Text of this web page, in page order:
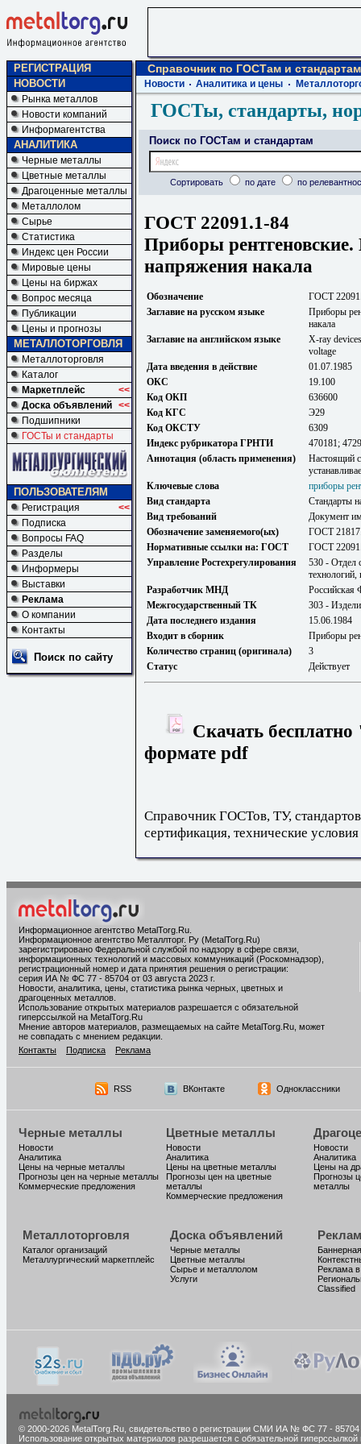
РЕГИСТРАЦИЯ
НОВОСТИ
Рынка металлов
Новости компаний
Информагентства
АНАЛИТИКА
Черные металлы
Цветные металлы
Драгоценные металлы
Металлолом
Сырье
Статистика
Индекс цен России
Мировые цены
Цены на биржах
Вопрос месяца
Публикации
Цены и прогнозы
МЕТАЛЛОТОРГОВЛЯ
Металлоторговля
Каталог
Маркетплейс
<<
Доска объявлений <<
Подшипники
ГОСТы и стандарты
ПОЛЬЗОВАТЕЛЯМ
Регистрация
<<
Подписка
Вопросы FAQ
Разделы
Информеры
Выставки
Реклама
О компании
Контакты
Поиск по сайту
Справочник по ГОСТам и стандартам
Новости Аналитика и цены
ГОСТы, стандарты,
Поиск по ГОСТам и стандартам
Сортировать по дате по
ГОСТ 22091.1-84
Приборы
напряжения накала
Обозначение
ГОСТ
Заглавие на русском языке
Приборы
накала
Заглавие на английском языке
X-ray
voltage
Дата введения в действие
01.07.1985
ОКС
19.100
Код ОКП
636600
Код КГС
Э29
Код ОКСТУ
6309
Индекс рубрикатора ГРНТИ
470181;
Аннотация (область применения)
Настоящий
Ключевые слова
приборы
Вид стандарта
Стандарты
Вид требований
Документ
Обозначение заменяемого(ых)
ГОСТ
Нормативные ссылки на: ГОСТ
ГОСТ
Управление Ростехрегулирования
530 - Отдел
технологий,
Разработчик МНД
Российская
Межгосударственный ТК
303 -
Дата последнего издания
15.06.1984
Входит в сборник
Приборы
Количество страниц (оригинала)
3
Статус
Действует
Скачать
формате pdf
Справочник ГОСТов, ТУ,
сертификация, технические условия
Информационное агентство MetalTorg.Ru
Информационное агентство Металлторг. Ру (MetalTorg.Ru)
зарегистрировано Федеральной службой по надзору в сфере связи,
информационных технологий и массовых коммуникаций (Роскомнадзор),
регистрационный номер и дата принятия решения о регистрации:
серия ИА № ФС 77 - 85704 от 03 августа 2023 г.
Новости, аналитика, цены, статистика рынка черных, цветных и
драгоценных металлов.
Использование открытых материалов разрешается с обязательной
гиперссылкой на MetalTorg.Ru
Мнение авторов материалов, размещаемых на сайте MetalTorg.Ru, может
не совпадать с мнением редакции.
Контакты
Подписка Реклама
RSS ВКонтакте Одноклассники
Черные металлы
Новости
Аналитика
Цены на черные металлы
Прогнозы цен на черные металлы
Коммерческие предложения
Цветные металлы
Новости
Аналитика
Цены на цветные металлы
Прогнозы цен на цветные
металлы
Коммерческие предложения
Новости
Аналитика
Цены на
Прогнозы
металлы
Металлоторговля
Каталог организаций
Металлургический маркетплейс
Доска объявлений
Черные металлы
Цветные металлы
Сырье и металлолом
Услуги
Реклама
Classified
© 2000-2026 MetalTorg.Ru, cвидетельство о регистрации СМИ ИА № ФС 77 - 85704
Использование открытых материалов разрешается с обязательной гиперссылкой